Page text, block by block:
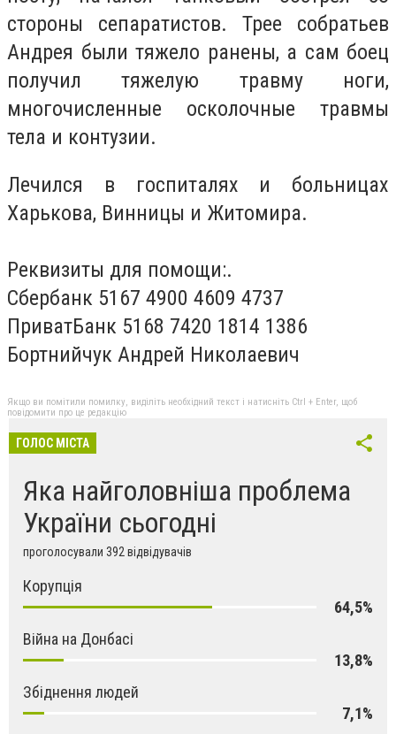
стороны сепаратистов. Трее собратьев
Андрея были тяжело ранены, а сам боец
получил тяжелую травму ноги,
многочисленные осколочные травмы
тела и контузии.
Лечился в госпиталях и больницах
Харькова, Винницы и Житомира.
Реквизиты для помощи:.
Сбербанк 5167 4900 4609 4737
ПриватБанк 5168 7420 1814 1386
Бортнийчук Андрей Николаевич
Якщо ви помітили помилку, виділіть необхідний текст і натисніть Ctrl + Enter, щоб
повідомити про це редакцію
ГОЛОС МІСТА
Яка найголовніша проблема
України сьогодні
проголосували 392 відвідувачів
Корупція
64,5%
Війна на Донбасі
13,8%
Збіднення людей
7,1%